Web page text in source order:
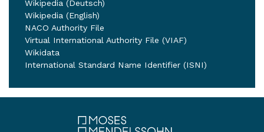
Wikipedia (Deutsch)
Wikipedia (English)
NACO Authority File
Virtual International Authority File (VIAF)
Wikidata
International Standard Name Identifier (ISNI)